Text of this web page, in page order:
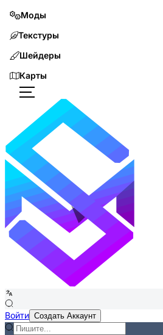
Моды
Текстуры
Шейдеры
Карты
Войти Создать Аккаунт